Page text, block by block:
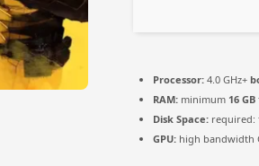
Processor: 4.0 GHz+
RAM: minimum 16 GB
Disk Space: required:
GPU: high bandwidth